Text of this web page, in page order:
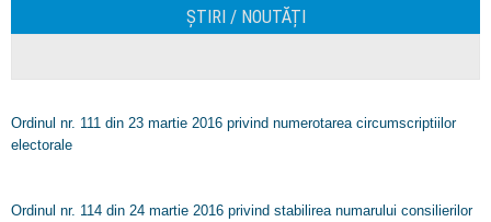
ȘTIRI / NOUTĂȚI
Ordinul nr. 111 din 23 martie 2016 privind numerotarea circumscriptiilor
electorale
Ordinul nr. 114 din 24 martie 2016 privind stabilirea numarului consilierilor